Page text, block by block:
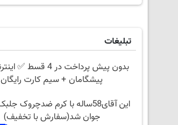
تبلیغات
پیشگامان + سیم کارت رایگان
جوان شد(سفارش با تخفیف)